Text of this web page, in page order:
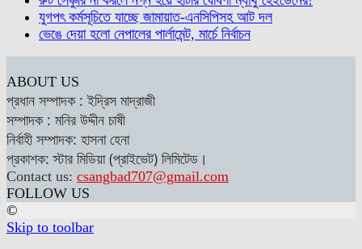
যুগপৎ কর্মসূচিতে যাচ্ছে জামায়াত-এনসিপিসহ আট দল
ভেঙে দেয়া হলো নেপালের পার্লামেন্ট, মার্চে নির্বাচন
ABOUT US
প্রধান সম্পাদক : ইদ্রিস মাদ্রাজী
সম্পাদক : মনির উদ্দীন চাষী
নির্বাহী সম্পাদক: হাসনা হেনা
প্রকাশক: স্টার মিডিয়া (প্রাইভেট) লিমিটেড।
Contact us: csangbad707@gmail.com
FOLLOW US
©
Skip to toolbar